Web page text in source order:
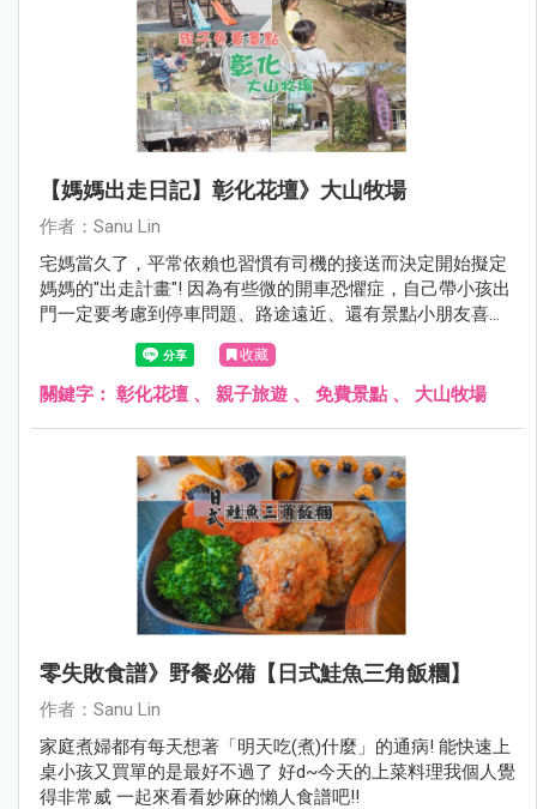
【媽媽出走日記】彰化花壇》大山牧場
作者：Sanu Lin
宅媽當久了，平常依賴也習慣有司機的接送而決定開始擬定
媽媽的"出走計畫"! 因為有些微的開車恐懼症，自己帶小孩出
門一定要考慮到停車問題、路途遠近、還有景點小朋友喜不
鐘以外，還能親近大自然覺得挺不賴的! 媽媽我呢決定跨出
心理障礙的第一步才能有勇氣帶雙寶去更多地方探險XD
收藏
關鍵字： 彰化花壇 、 親子旅遊 、 免費景點 、 大山牧場
零失敗食譜》野餐必備【日式鮭魚三角飯糰】
作者：Sanu Lin
家庭煮婦都有每天想著「明天吃(煮)什麼」的通病! 能快速上
桌小孩又買單的是最好不過了 好d~今天的上菜料理我個人覺
得非常威 一起來看看妙麻的懶人食譜吧!!